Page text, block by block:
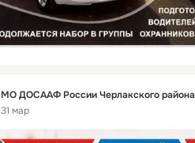
МО ДОСААФ России Черлакского района
31 мар